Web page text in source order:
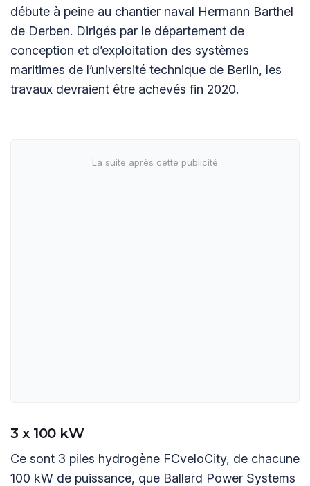
débute à peine au chantier naval Hermann Barthel
de Derben. Dirigés par le département de
conception et d’exploitation des systèmes
maritimes de l’université technique de Berlin, les
travaux devraient être achevés fin 2020.
3 x 100 kW
Ce sont 3 piles hydrogène FCveloCity, de chacune
100 kW de puissance, que Ballard Power Systems